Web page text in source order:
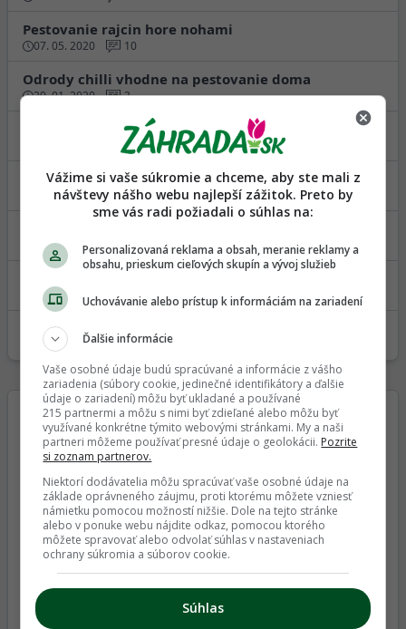
Pestovanie rajcin hore nohami
07. 05. 2020 10
Odrody chilli vhodne na pestovanie doma
29. 01. 2020 3
Predpestovanie zeleru
16
Pestovanie zeleniny kedysi a dnes.
31. 03. 2019 23
15. 02. 2019 16
29. 10. 2018
Pestovanie papriky - malé plody
16. 08. 2018 5
Najnovšie články z Magazínu
Hnedožlté škvrny na rajčinách: Ako spoznať
obávanú pleseň a čím sa líši od poruchy
výživy?
Vážime si vaše súkromie a chceme, aby ste mali z
návštevy nášho webu najlepší zážitok. Preto by
sme vás radi požiadali o súhlas na:
Personalizovaná reklama a obsah, meranie reklamy a
obsahu, prieskum cieľových skupín a vývoj služieb
Uchovávanie alebo prístup k informáciám na zariadení
Ďalšie informácie
Vaše osobné údaje budú spracúvané a informácie z vášho
zariadenia (súbory cookie, jedinečné identifikátory a ďalšie
údaje o zariadení) môžu byť ukladané a používané
215 partnermi a môžu s nimi byť zdieľané alebo môžu byť
využívané konkrétne týmito webovými stránkami. My a naši
partneri môžeme používať presné údaje o geolokácii. Pozrite
si zoznam partnerov.
Niektorí dodávatelia môžu spracúvať vaše osobné údaje na
základe oprávneného záujmu, proti ktorému môžete vzniesť
námietku pomocou možností nižšie. Dole na tejto stránke
alebo v ponuke webu nájdite odkaz, pomocou ktorého
môžete spravovať alebo odvolať súhlas v nastaveniach
ochrany súkromia a súborov cookie.
Súhlas